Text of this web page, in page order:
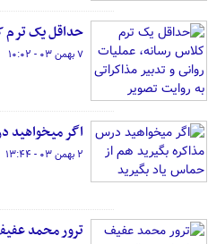
حداقل یک ترم
۷ بهمن ۰۳ - ۱۰:۰۲
اگر میخواهید
۲ بهمن ۰۳ - ۱۳:۴۴
ترور محمد